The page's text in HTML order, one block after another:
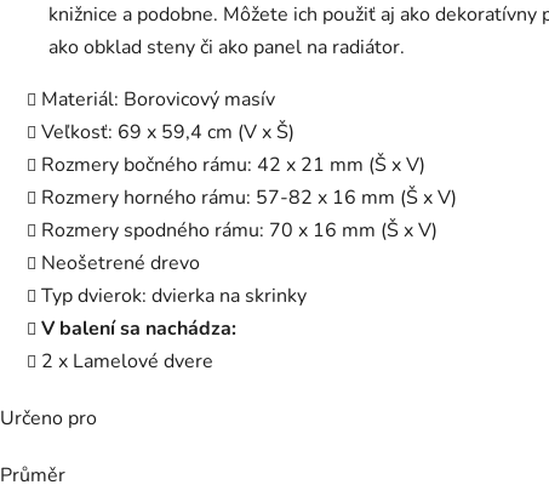
knižnice a podobne. Môžete ich použiť aj ako dekoratívny
ako obklad steny či ako panel na radiátor.
Materiál: Borovicový masív
Veľkosť: 69 x 59,4 cm (V x Š)
Rozmery bočného rámu: 42 x 21 mm (Š x V)
Rozmery horného rámu: 57-82 x 16 mm (Š x V)
Rozmery spodného rámu: 70 x 16 mm (Š x V)
Neošetrené drevo
Typ dvierok: dvierka na skrinky
V balení sa nachádza:
2 x Lamelové dvere
Určeno pro
Průměr